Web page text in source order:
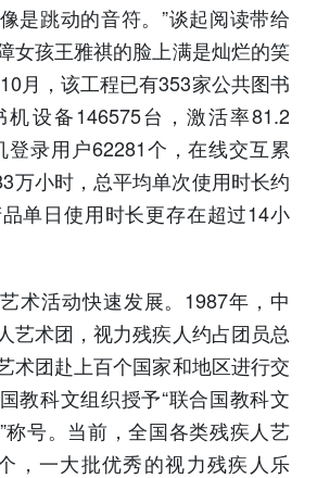
是跳动的音符。”谈起阅读带给
女孩王雅祺的脸上满是灿烂的笑
月，该工程已有353家公共图书
设备146575台，激活率81.2
登录用户62281个，在线交互累
万小时，总平均单次使用时长约
单日使用时长更存在超过14小
活动快速发展。1987年，中
艺术团，视力残疾人约占团员总
术团赴上百个国家和地区进行交
教科文组织授予“联合国教科文
称号。当前，全国各类残疾人艺
，一大批优秀的视力残疾人乐